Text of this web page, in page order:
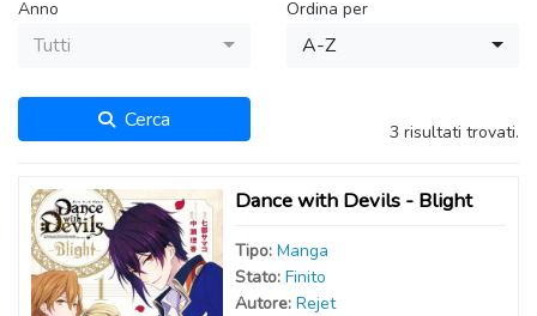
Anno
Tutti
Ordina per
A-Z
Cerca 3 risultati trovati.
Dance with Devils - Blight
Tipo: Manga
Stato: Finito
Autore: Rejet